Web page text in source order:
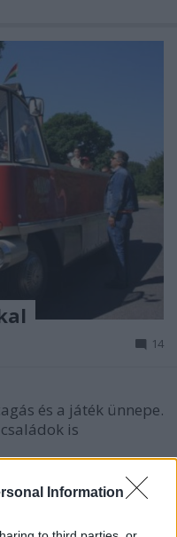
Information
14
és a játék ünnepe.
is